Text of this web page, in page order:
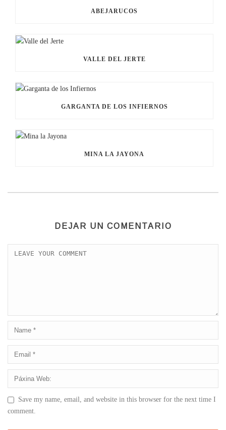
ABEJARUCOS
VALLE DEL JERTE
GARGANTA DE LOS INFIERNOS
MINA LA JAYONA
DEJAR UN COMENTARIO
Save my name, email, and website in this browser for the next time I
comment.